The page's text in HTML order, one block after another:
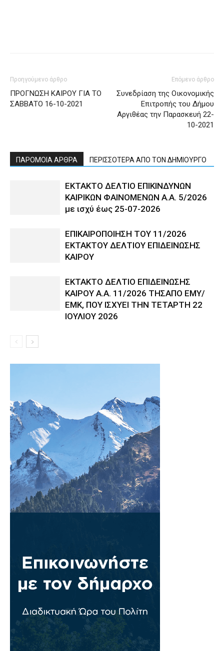
Προηγούμενο άρθρο
ΠΡΟΓΝΩΣΗ ΚΑΙΡΟΥ ΓΙΑ ΤΟ
ΣΑΒΒΑΤΟ 16-10-2021
Επόμενο άρθρο
Συνεδρίαση της Οικονομικής
Επιτροπής του Δήμου
Αργιθέας την Παρασκευή 22-
10-2021
ΠΑΡΟΜΟΙΑ ΑΡΘΡΑ ΠΕΡΙΣΣΟΤΕΡΑ ΑΠΟ ΤΟΝ ΔΗΜΙΟΥΡΓΟ
ΕΚΤΑΚΤΟ ΔΕΛΤΙΟ ΕΠΙΚΙΝΔΥΝΩΝ
ΚΑΙΡΙΚΩΝ ΦΑΙΝΟΜΕΝΩΝ Α.Α. 5/2026
με ισχύ έως 25-07-2026
ΕΠΙΚΑΙΡΟΠΟΙΗΣΗ ΤΟΥ 11/2026
ΕΚΤΑΚΤΟΥ ΔΕΛΤΙΟΥ ΕΠΙΔΕΙΝΩΣΗΣ
ΚΑΙΡΟΥ
ΕΚΤΑΚΤΟ ΔΕΛΤΙΟ ΕΠΙΔΕΙΝΩΣΗΣ
ΚΑΙΡΟΥ Α.Α. 11/2026 ΤΗΣΑΠΟ ΕΜΥ/
ΕΜΚ, ΠΟΥ ΙΣΧΥΕΙ ΤΗΝ ΤΕΤΑΡΤΗ 22
ΙΟΥΛΙΟΥ 2026